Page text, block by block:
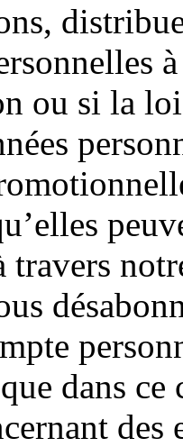
ou si la
travers
dans ce
des